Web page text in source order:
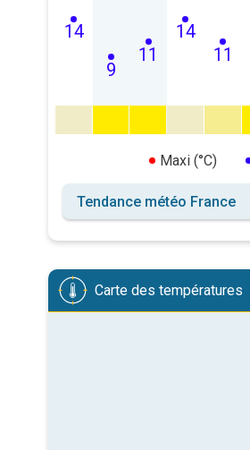
14
9
11
14
11
Maxi (°C)
Tendance météo France
Carte des températures